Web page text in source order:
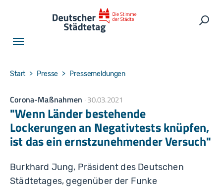
You are here:
Start Presse Pressemeldungen
Corona-Maßnahmen 30.03.2021
"Wenn Länder bestehende
Lockerungen an Negativtests knüpfen,
ist das ein ernstzunehmender Versuch"
Burkhard Jung, Präsident des Deutschen
Städtetages, gegenüber der Funke